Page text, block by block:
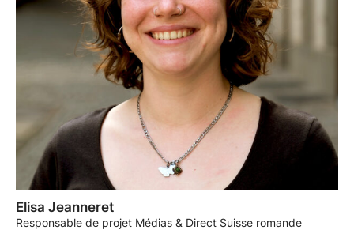
Elisa Jeanneret
Responsable de projet Médias & Direct Suisse romande